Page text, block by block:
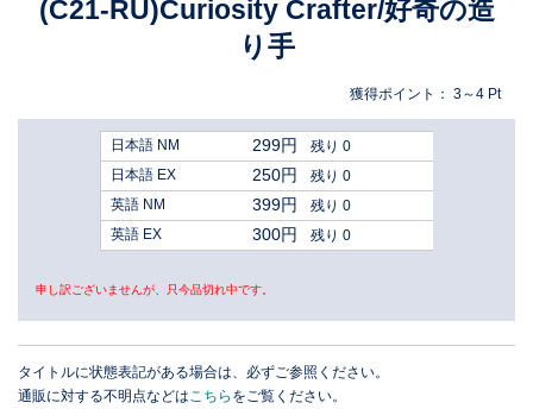
(C21-RU)Curiosity Crafter/好奇の造
り手
獲得ポイント： 3～4 Pt
日本語 NM 299円
残り 0
日本語 EX
250円
残り 0
英語 NM
399円
残り 0
英語 EX
300円 残り 0
申し訳ございませんが、只今品切れ中です。
タイトルに状態表記がある場合は、必ずご参照ください。
通販に対する不明点などはこちら をご覧ください。